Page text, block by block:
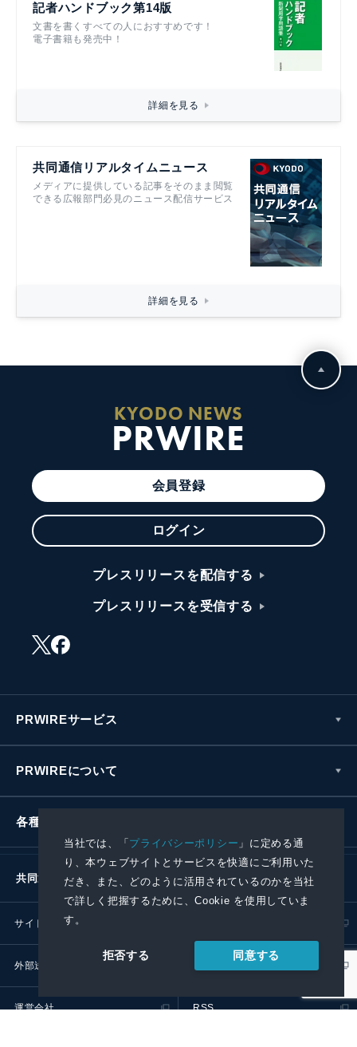
当社では、「プライバシーポリシー 」に定める通
り、本ウェブサイトとサービスを快適にご利用いた
だき、また、どのように活用されているのかを当社
で詳しく把握するために、Cookie を使用していま
す。
拒否する 同意する
記者ハンドブック第14版
文書を書くすべての人におすすめです！
電子書籍も発売中！
詳細を見る
共同通信リアルタイムニュース
メディアに提供している記事をそのまま閲覧
できる広報部門必見のニュース配信サービス
詳細を見る
KYODO NEWS
PRWIRE
会員登録
ログイン
プレスリリースを配信する
プレスリリースを受信する
PRWIREサービス
PRWIREについて
各種お問い合わせ
共同通信社グループ
サイトポリシー
外部送信ポリシー
運営会社 RSS